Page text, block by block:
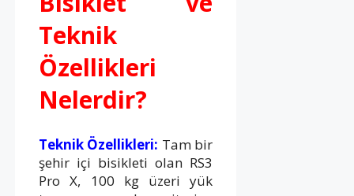
Teknik
Özellikleri
Nelerdir?
Teknik Özellikleri: Tam bir
şehir içi bisikleti olan RS3
Pro X, 100 kg üzeri yük